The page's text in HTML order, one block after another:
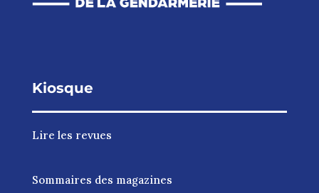
Kiosque
Lire les revues
Sommaires des magazines